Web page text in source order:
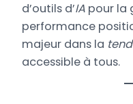
d’outils d’IA pour la
performance
majeur dans la
accessible à tous.